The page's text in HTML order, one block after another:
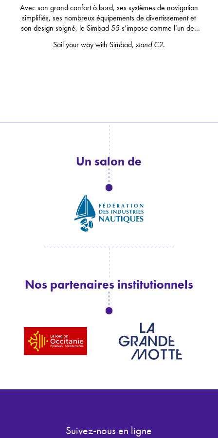
Avec son grand confort à bord, ses systèmes de navigation
simplifiés, ses nombreux équipements de divertissement et
son design soigné, le Simbad 55 s’impose comme l’un des
Sail your way with Simbad, stand C2.
Nos partenaires institutionnels
Un salon de
Suivez-nous en ligne